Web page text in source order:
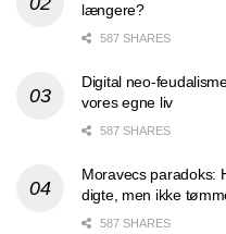
længere?
587 SHARES
Digital neo-
vores egne liv
587 SHARES
Moravecs paradoks:
digte, men ikke
587 SHARES